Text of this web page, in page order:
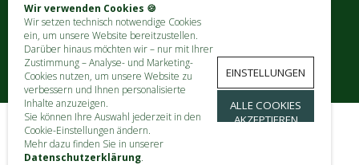
Wir verwenden Cookies 🍪
Wir setzen technisch notwendige Cookies
ein, um unsere Website bereitzustellen.
Darüber hinaus möchten wir – nur mit Ihrer
Zustimmung – Analyse- und Marketing-
Cookies nutzen, um unsere Website zu
verbessern und Ihnen personalisierte
Inhalte anzuzeigen.
Sie können Ihre Auswahl jederzeit in den
Cookie-Einstellungen ändern.
Mehr dazu finden Sie in unserer
Datenschutzerklärung.
EINSTELLUNGEN
ALLE COOKIES
AKZEPTIEREN
KONTAKT